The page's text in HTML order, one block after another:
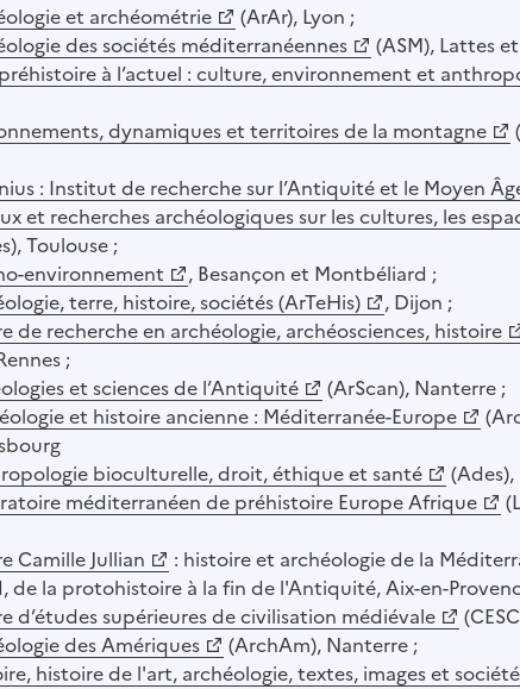
et archéométrie
(ArAr), Lyon ;
des sociétés méditerranéennes
(ASM), Lattes
à l’actuel : culture, environnement et
dynamiques et territoires de la montagne
: Institut de recherche sur l’Antiquité et le Moyen
et recherches archéologiques sur les cultures, les
Toulouse ;
environnement
, Besançon et Montbéliard ;
terre, histoire, sociétés (ArTeHis)
, Dijon ;
de recherche en archéologie, archéosciences, histoire
;
et sciences de l’Antiquité
(ArScan), Nanterre ;
et histoire ancienne : Méditerranée-Europe
bioculturelle, droit, éthique et santé
(Ades),
méditerranéen de préhistoire Europe Afrique
Camille Jullian
: histoire et archéologie de la
de la protohistoire à la fin de l'Antiquité, Aix-en-
d’études supérieures de civilisation médiévale
des Amériques
(ArchAm), Nanterre ;
histoire de l'art, archéologie, textes, images et